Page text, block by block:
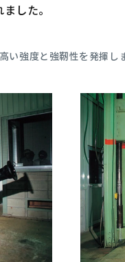
した。
強度と強靭性を発揮し